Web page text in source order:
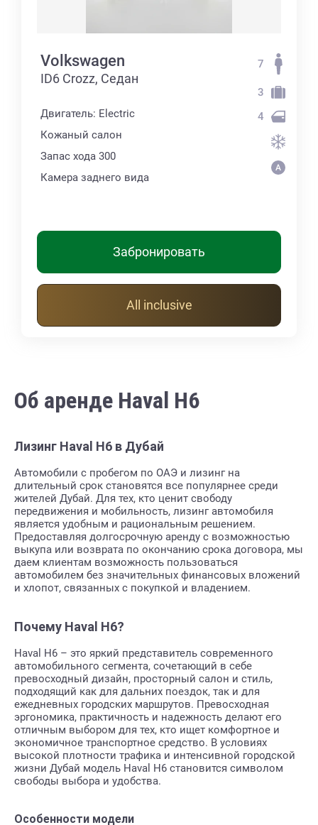
Volkswagen
ID6 Crozz, Седан
Двигатель: Electric
Кожаный салон
Запас хода 300
Камера заднего вида
7
3
4
Забронировать
All inclusive
Об аренде Haval H6
Лизинг Haval H6 в Дубай
Автомобили с пробегом по ОАЭ и лизинг на
длительный срок становятся все популярнее среди
жителей Дубай. Для тех, кто ценит свободу
передвижения и мобильность, лизинг автомобиля
является удобным и рациональным решением.
Предоставляя долгосрочную аренду с возможностью
выкупа или возврата по окончанию срока договора, мы
даем клиентам возможность пользоваться
автомобилем без значительных финансовых вложений
и хлопот, связанных с покупкой и владением.
Почему Haval H6?
Haval H6 – это яркий представитель современного
автомобильного сегмента, сочетающий в себе
превосходный дизайн, просторный салон и стиль,
подходящий как для дальних поездок, так и для
ежедневных городских маршрутов. Превосходная
эргономика, практичность и надежность делают его
отличным выбором для тех, кто ищет комфортное и
экономичное транспортное средство. В условиях
высокой плотности трафика и интенсивной городской
жизни Дубай модель Haval H6 становится символом
свободы выбора и удобства.
Особенности модели